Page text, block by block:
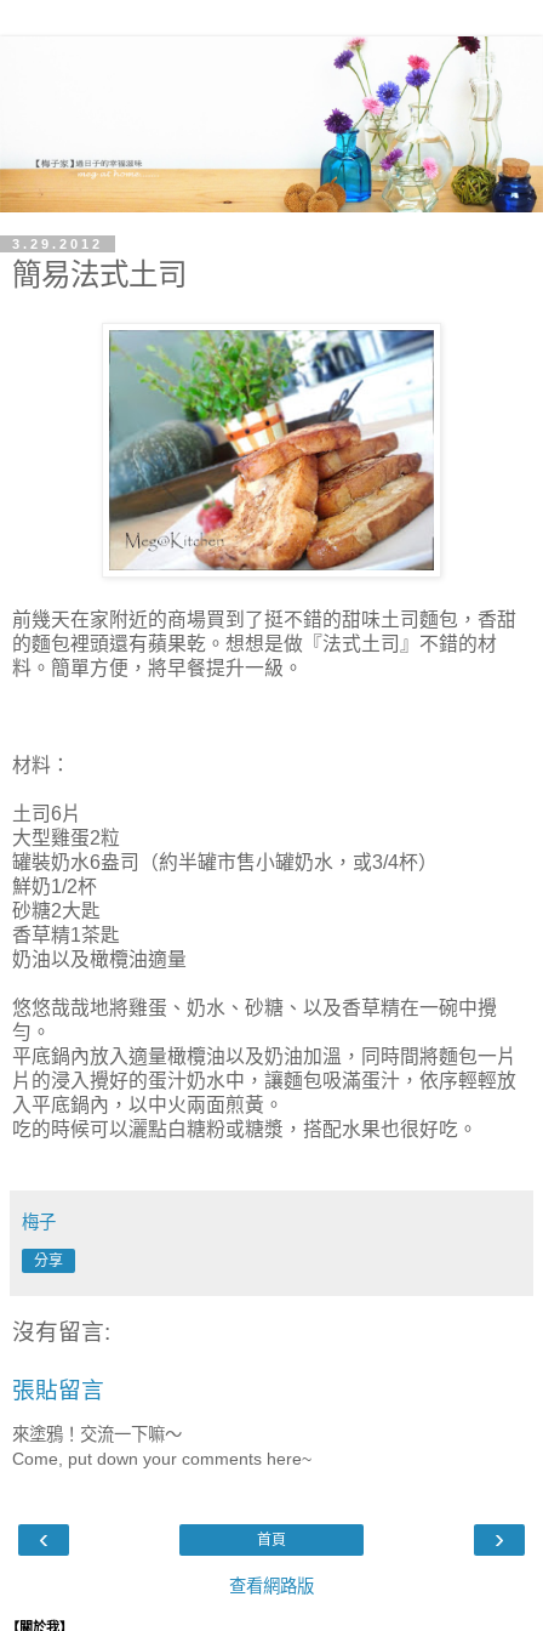
3.29.2012
簡易法式土司
前幾天在家附近的商場買到了挺不錯的甜味土司麵包，香甜
的麵包裡頭還有蘋果乾。想想是做『法式土司』不錯的材
料。簡單方便，將早餐提升一級。
材料：
土司6片
大型雞蛋2粒
罐裝奶水6盎司（約半罐市售小罐奶水，或3/4杯）
鮮奶1/2杯
砂糖2大匙
香草精1茶匙
奶油以及橄欖油適量
悠悠哉哉地將雞蛋、奶水、砂糖、以及香草精在一碗中攪
勻。
平底鍋內放入適量橄欖油以及奶油加溫，同時間將麵包一片
片的浸入攪好的蛋汁奶水中，讓麵包吸滿蛋汁，依序輕輕放
入平底鍋內，以中火兩面煎黃。
吃的時候可以灑點白糖粉或糖漿，搭配水果也很好吃。
梅子
分享
沒有留言:
張貼留言
來塗鴉！交流一下嘛～
Come, put down your comments here~
‹ ›
首頁
查看網路版
【關於我】